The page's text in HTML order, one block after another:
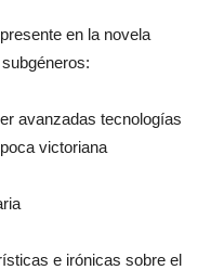
en la novela
avanzadas tecnologías
victoriana
e irónicas sobre el